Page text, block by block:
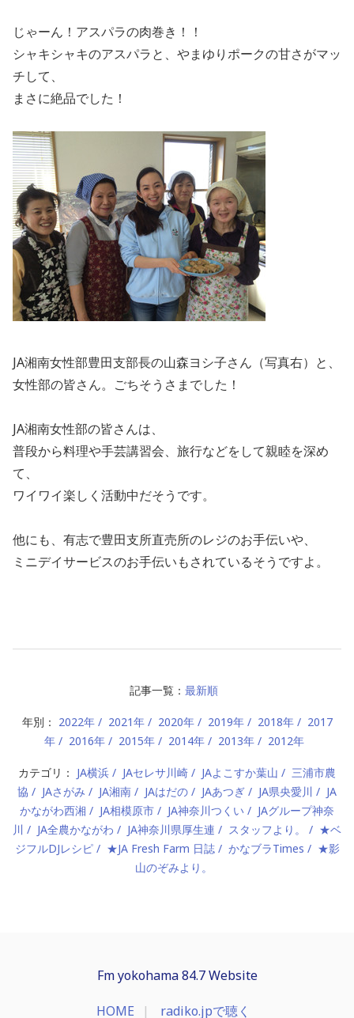
じゃーん！アスパラの肉巻き！！
シャキシャキのアスパラと、やまゆりポークの甘さがマッ
チして、
まさに絶品でした！
JA湘南女性部豊田支部長の山森ヨシ子さん（写真右）と、
女性部の皆さん。ごちそうさまでした！
JA湘南女性部の皆さんは、
普段から料理や手芸講習会、旅行などをして親睦を深め
て、
ワイワイ楽しく活動中だそうです。
他にも、有志で豊田支所直売所のレジのお手伝いや、
ミニデイサービスのお手伝いもされているそうですよ。
記事一覧： 最新順
年別： 2022年 2021年 2020年 2019年 2018年
2017
年
2016年 2015年 2014年 2013年 2012年
カテゴリ： JA横浜 JAセレサ川崎 JAよこすか葉山
三浦市農
協
JAさがみ JA湘南 JAはだの JAあつぎ JA県央愛川
JA
かながわ西湘
JA相模原市 JA神奈川つくい
JAグループ神奈
川
JA全農かながわ JA神奈川県厚生連 スタッフより。
★ベ
ジフルDJレシピ
★JA Fresh Farm 日誌 かなブラTimes
★影
山のぞみより。
Fm yokohama 84.7 Website
HOME radiko.jpで聴く